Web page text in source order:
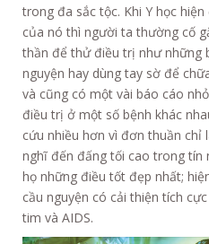
trong đa sắc tộc. Khi Y học
của nó thì người ta thường cố
thần để thử điều trị như những
nguyện hay dùng tay sờ để
và cũng có một vài báo cáo
điều trị ở một số bệnh khác
cứu nhiều hơn vì đơn thuần chỉ
nghĩ đến đấng tối cao trong tín
họ những điều tốt đẹp nhất;
cầu nguyện có cải thiện tích
tim và AIDS.